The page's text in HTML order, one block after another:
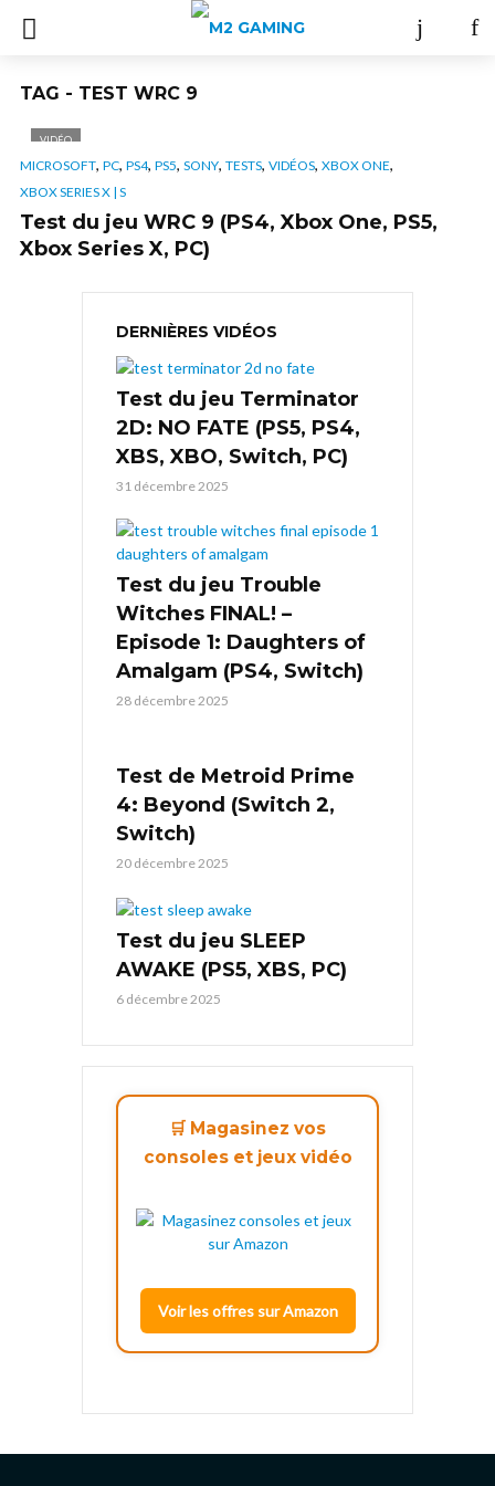
TAG - TEST WRC 9
VIDÉO
MICROSOFT, PC, PS4, PS5, SONY, TESTS, VIDÉOS, XBOX ONE,
XBOX SERIES X | S
Test du jeu WRC 9 (PS4, Xbox One, PS5,
Xbox Series X, PC)
DERNIÈRES VIDÉOS
Test du jeu Terminator
2D: NO FATE (PS5, PS4,
XBS, XBO, Switch, PC)
31 décembre 2025
Test du jeu Trouble
Witches FINAL! –
Episode 1: Daughters of
Amalgam (PS4, Switch)
28 décembre 2025
Test de Metroid Prime
4: Beyond (Switch 2,
Switch)
20 décembre 2025
Test du jeu SLEEP
AWAKE (PS5, XBS, PC)
6 décembre 2025
🛒 Magasinez vos
consoles et jeux vidéo
Voir les offres sur Amazon